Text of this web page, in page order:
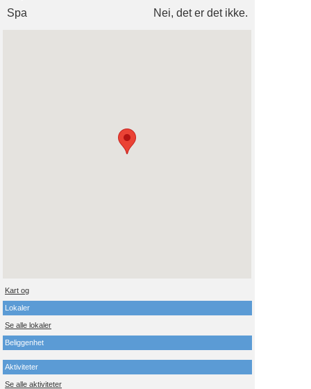
Spa
Nei, det er det ikke.
Kart og
Lokaler
Se alle lokaler
Beliggenhet
Aktiviteter
Se alle aktiviteter